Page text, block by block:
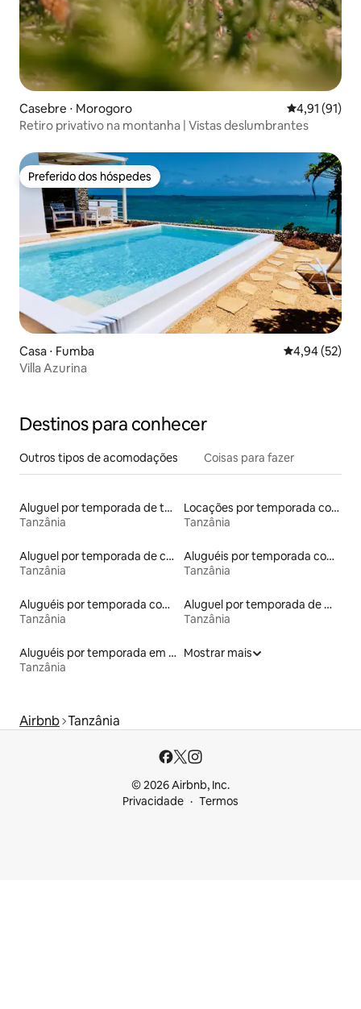
Casebre ⋅ Morogoro 4,91 de uma
4,91 (91)
Retiro privativo na montanha | Vistas deslumbrantes
Preferido dos hóspedes
Preferido dos hóspedes
Casa ⋅ Fumba 4,94 de uma
4,94 (52)
Villa Azurina
Destinos para conhecer
Outros tipos de acomodações Coisas para fazer
Aluguel por temporada de townhouses
Tanzânia
Locações por temporada com piscina
Tanzânia
Aluguel por temporada de casas arredondadas
Tanzânia
Aluguéis por temporada com café da manhã
Tanzânia
Aluguéis por temporada com acesso à praia
Tanzânia
Aluguel por temporada de microcasas
Tanzânia
Aluguéis por temporada em acampamentos
Tanzânia
Mostrar mais
Airbnb Tanzânia
© 2026 Airbnb, Inc.
Privacidade
Termos